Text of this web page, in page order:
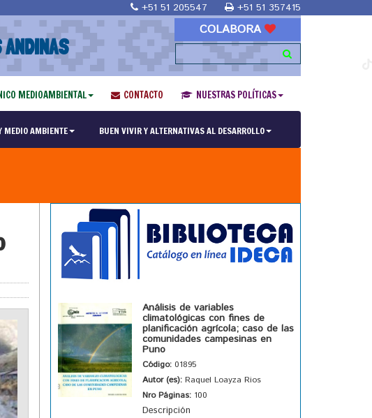
+51 51 205547 +51 51 357415
COLABORA
MEDIOAMBIENTAL CONTACTO NUESTRAS POLÍTICAS
MEDIO AMBIENTE BUEN VIVIR Y ALTERNATIVAS AL DESARROLLO
Análisis de variables
climatológicas con fines de
planificación agrícola; caso de las
comunidades campesinas en
Puno
Código: 01895
Autor (es): Raquel Loayza Rios
Nro Páginas: 100
Descripción